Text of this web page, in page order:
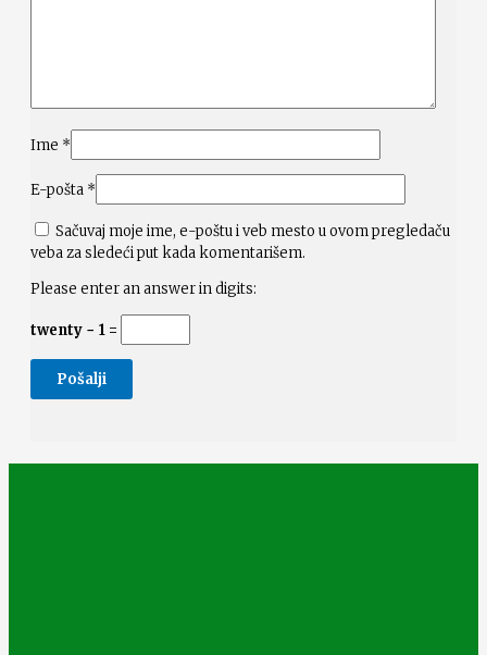
Ime *
E-pošta *
Sačuvaj moje ime, e-poštu i veb mesto u ovom pregledaču
veba za sledeći put kada komentarišem.
Please enter an answer in digits:
twenty − 1 =